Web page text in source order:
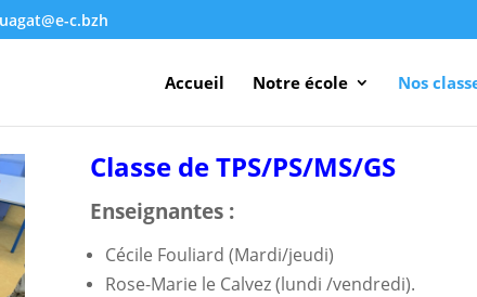
c.bzh
Accueil Notre école Nos
Classe de TPS/PS/MS/GS
Enseignantes :
Cécile Fouliard (Mardi/jeudi)
Rose-Marie le Calvez (lundi /vendredi).